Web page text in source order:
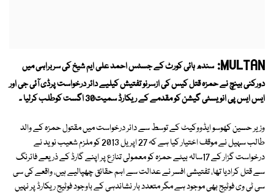
MULTAN: سندھ ہائی کورٹ کے جسٹس احمد علی ایم شیخ کی سربراہی میں
دورکنی بینچ نے حمزہ قتل کیس کی ازسرنو تفتیش کیلیے دائر درخواست پرڈی آئی جی اور
ایس ایس پی انویسٹی گیشن کو مقدمے کے ریکارڈ سمیت30 اگست کوطلب کرلیا ۔
وزیر حسین کھوسو ایڈووکیٹ کے توسط سے دائر درخواست میں مقتول حمزہ کے والد
طالب سہیل نے موقف اختیار کیا ہے کہ 27 اپریل 2013 کو ملزم شعیب نوید نے
درخواست گزار کے 17سالہ بیٹے حمزہ کو معمولی تنازع پر اپنے گارڈ کے ذریعے فائرنگ
سے قتل کرادیا تھا، تفتیشی افسر نے عدالت سے اہم حقائق چھپالیے ہیں، واقعے کی سی
سی ٹی وی فوٹیج بھی موجود ہے مگر متعدد بار نشاندہی کے باوجود فوٹیج ریکارڈ پر نہیں